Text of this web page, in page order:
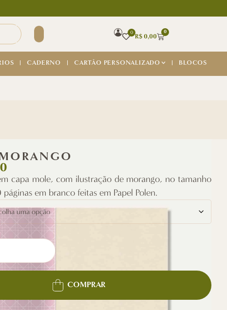
0 R$0,00
0
CADERNO CARTÃO PERSONALIZADO BLOCOS
capa mole, com ilustração de morango, no tamanho
em branco feitas em Papel Polen.
COMPRAR